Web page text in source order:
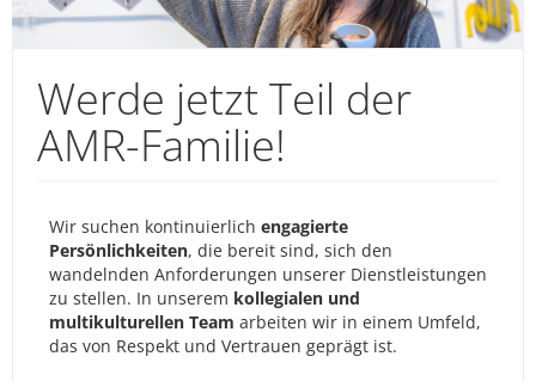
Werde jetzt Teil der
AMR-Familie!
Wir suchen kontinuierlich engagierte
Persönlichkeiten, die bereit sind, sich den
wandelnden Anforderungen unserer Dienstleistungen
zu stellen. In unserem kollegialen und
multikulturellen Team arbeiten wir in einem Umfeld,
das von Respekt und Vertrauen geprägt ist.